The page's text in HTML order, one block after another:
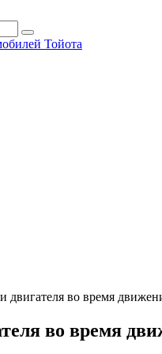
Тойота
двигателя во время
во время